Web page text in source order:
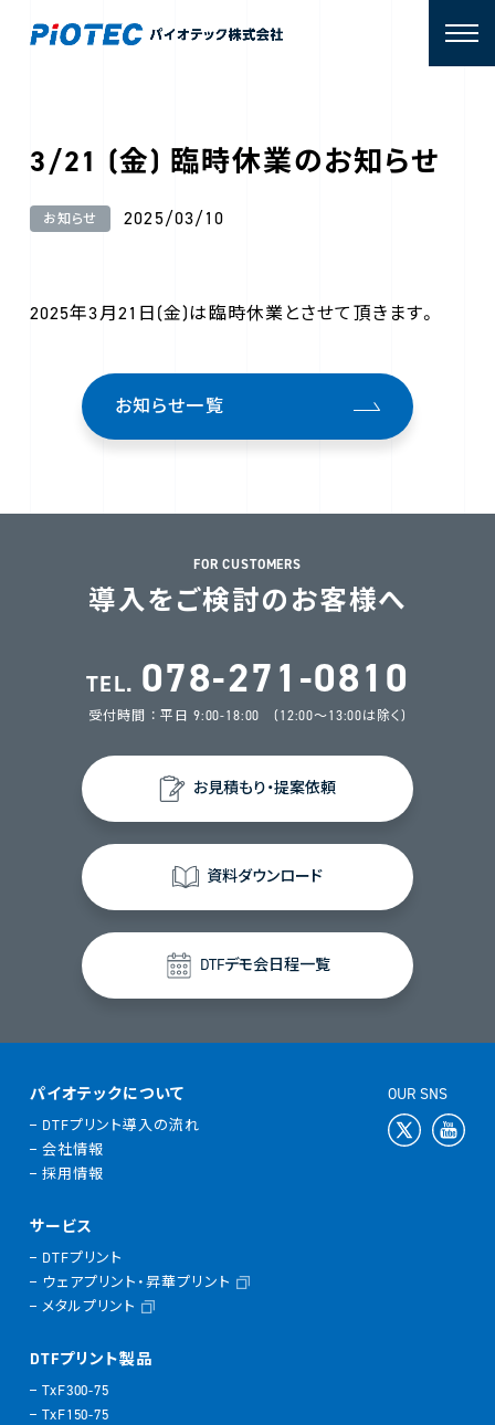
3/21 (金) 臨時休業のお知らせ
お知らせ 2025/03/10
2025年3月21日(金)は臨時休業とさせて頂きます。
お知らせ一覧
FOR CUSTOMERS
導入をご検討のお客様へ
TEL. 078-271-0810
受付時間 ： 平日 9:00-18:00 (12:00～13:00は除く)
お見積もり・提案依頼
資料ダウンロード
DTFデモ会日程一覧
パイオテックについて
DTFプリント導入の流れ
会社情報
採用情報
サービス
DTFプリント
ウェアプリント・昇華プリント
メタルプリント
DTFプリント製品
TxF300-75
TxF150-75
OUR SNS